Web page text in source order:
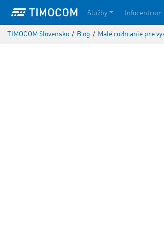
Služby Infocentrum
TIMOCOM Slovensko / Blog / Malé rozhranie pre